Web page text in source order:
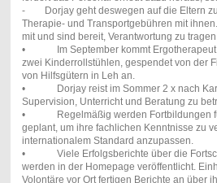
- Dorjay geht deswegen auf die Eltern zu
Therapie- und Transportgebühren mit
mit und sind bereit, Verantwortung zu
• Im September kommt Ergotherapeut
zwei Kinderrollstühlen, gespendet von der
von Hilfsgütern in Leh an.
• Dorjay reist im Sommer 2 x nach
Supervision, Unterricht und Beratung zu
• Regelmäßig werden Fortbildungen
geplant, um ihre fachlichen Kenntnisse zu
internationalem Standard anzupassen.
• Viele Erfolgsberichte über die
werden in der Homepage veröffentlicht.
Volontäre vor Ort fertigen Berichte an über